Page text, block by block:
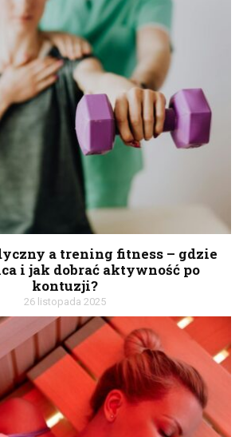
a trening fitness – gdzie
i jak dobrać aktywność po
kontuzji?
26 listopada 2025